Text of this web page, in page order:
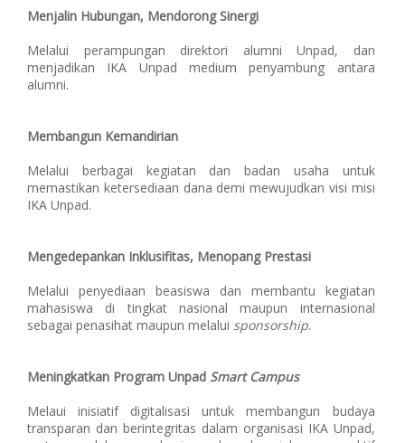
Menjalin Hubungan, Mendorong Sinergi
Melalui perampungan direktori alumni Unpad, dan
menjadikan IKA Unpad medium penyambung antara
alumni.
Membangun Kemandirian
Melalui berbagai kegiatan dan badan usaha untuk
memastikan ketersediaan dana demi mewujudkan visi misi
IKA Unpad.
Mengedepankan Inklusifitas, Menopang Prestasi
Melalui penyediaan beasiswa dan membantu kegiatan
mahasiswa di tingkat nasional maupun internasional
sebagai penasihat maupun melalui sponsorship.
Meningkatkan Program Unpad Smart Campus
Melaui inisiatif digitalisasi untuk membangun budaya
transparan dan berintegritas dalam organisasi IKA Unpad,